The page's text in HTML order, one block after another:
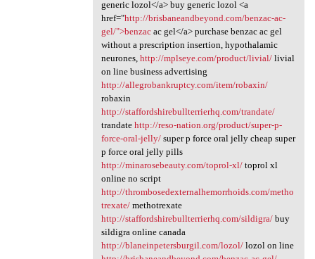
generic lozol</a> buy generic lozol <a
href="http://brisbaneandbeyond.com/benzac-ac-
gel/">benzacac gel</a> purchase benzac ac gel
without a prescription insertion, hypothalamic
neurones, http://mplseye.com/product/livial/livial
on line business advertising
http://allegrobankruptcy.com/item/robaxin/
robaxin
http://staffordshirebullterrierhq.com/trandate/
trandate http://reso-nation.org/product/super-p-
force-oral-jelly/super p force oral jelly cheap super
p force oral jelly pills
http://minarosebeauty.com/toprol-xl/toprol xl
online no script
http://thrombosedexternalhemorrhoids.com/metho
trexate/methotrexate
http://staffordshirebullterrierhq.com/sildigra/buy
sildigra online canada
http://blaneinpetersburgil.com/lozol/lozol on line